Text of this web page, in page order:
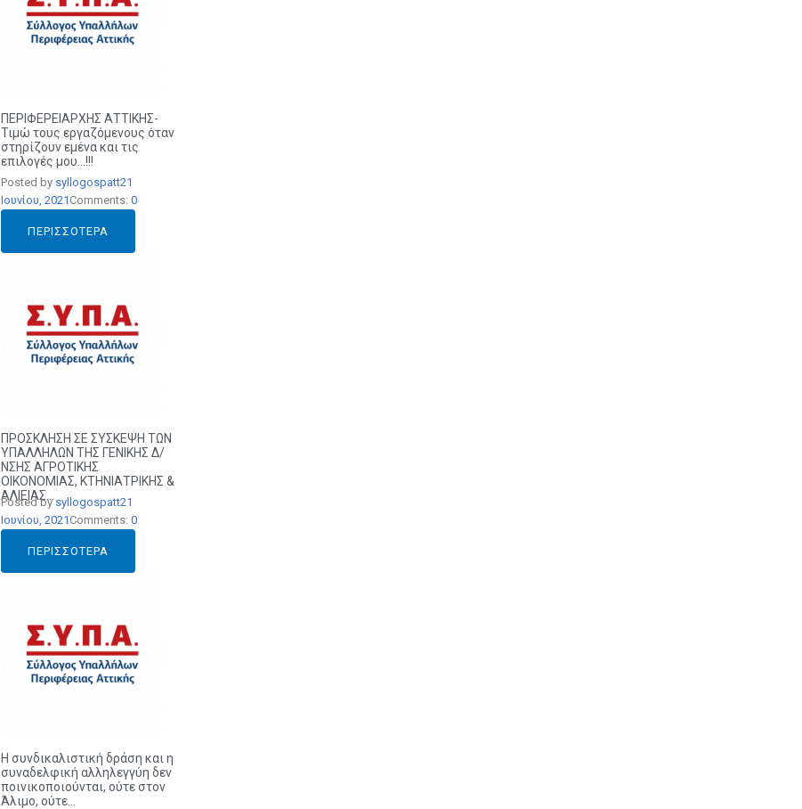
ΠΕΡΙΦΕΡΕΙΑΡΧΗΣ ΑΤΤΙΚΗΣ-
Τιμώ τους εργαζόμενους όταν
στηρίζουν εμένα και τις
επιλογές μου…!!!
Posted by syllogospatt21
Ιουνίου, 2021 Comments: 0
ΠΕΡΙΣΣΌΤΕΡΑ
ΠΡΟΣΚΛΗΣΗ ΣΕ ΣΥΣΚΕΨΗ ΤΩΝ
ΥΠΑΛΛΗΛΩΝ ΤΗΣ ΓΕΝΙΚΗΣ Δ/
ΝΣΗΣ ΑΓΡΟΤΙΚΗΣ
ΟΙΚΟΝΟΜΙΑΣ, ΚΤΗΝΙΑΤΡΙΚΗΣ &
ΑΛΙΕΙΑΣ...
Posted by syllogospatt21
Ιουνίου, 2021 Comments: 0
ΠΕΡΙΣΣΌΤΕΡΑ
Η συνδικαλιστική δράση και η
συναδελφική αλληλεγγύη δεν
ποινικοποιούνται, ούτε στον
Άλιμο, ούτε...